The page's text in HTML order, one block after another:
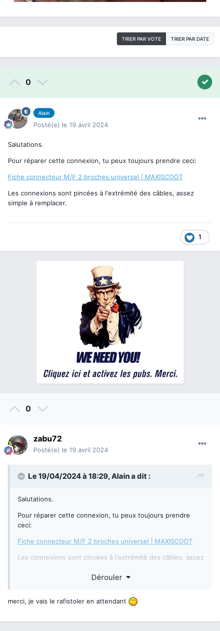
TRIER PAR VOTE TRIER PAR DATE
0
Alain
Posté(e) le 19 avril 2024
Salutations.
Pour réparer cette connexion, tu peux toujours prendre ceci:
Fiche connecteur M/F 2 broches universel | MAXISCOOT
Les connexions sont pincées à l'extrémité des câbles, assez
simple à remplacer.
1
0
zabu72
Posté(e) le 19 avril 2024
Le 19/04/2024 à 18:29,Alaina dit :
Salutations.
Pour réparer cette connexion, tu peux toujours prendre
ceci:
Fiche connecteur M/F 2 broches universel | MAXISCOOT
Les connexions sont pincées à l'extrémité des câbles, assez
Dérouler
merci, je vais le rafistoler en attendant